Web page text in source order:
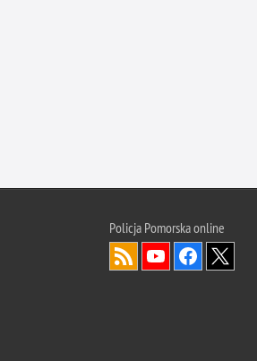
Policja Pomorska online